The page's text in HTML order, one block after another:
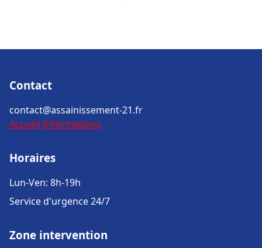
Contact
contact@assainissement-21.fr
Accueil Informations
Horaires
Lun-Ven: 8h-19h
Service d'urgence 24/7
Zone intervention